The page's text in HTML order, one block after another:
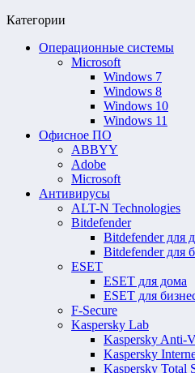
Категории
Операционные системы
Microsoft
Windows 7
Windows 8
Windows 10
Windows 11
Офисное ПО
ABBYY
Adobe
Microsoft
Антивирусы
ALT-N Technologies
Bitdefender
Bitdefender для
Bitdefender для
ESET
ESET для дома
ESET для
F-Secure
Kaspersky Lab
Kaspersky Anti-
Kaspersky
Kaspersky Total